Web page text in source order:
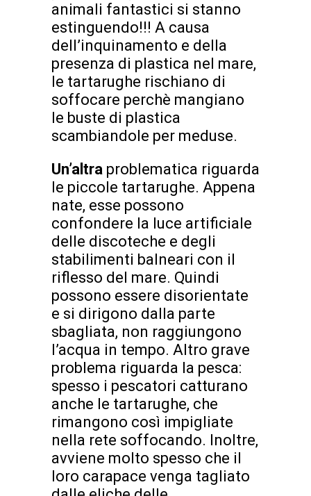
animali fantastici si stanno
estinguendo!!! A causa
dell’inquinamento e della
presenza di plastica nel mare,
le tartarughe rischiano di
soffocare perchè mangiano
le buste di plastica
scambiandole per meduse.
Un’altra problematica riguarda
le piccole tartarughe. Appena
nate, esse possono
confondere la luce artificiale
delle discoteche e degli
stabilimenti balneari con il
riflesso del mare. Quindi
possono essere disorientate
e si dirigono dalla parte
sbagliata, non raggiungono
l’acqua in tempo. Altro grave
problema riguarda la pesca:
spesso i pescatori catturano
anche le tartarughe, che
rimangono così impigliate
nella rete soffocando. Inoltre,
avviene molto spesso che il
loro carapace venga tagliato